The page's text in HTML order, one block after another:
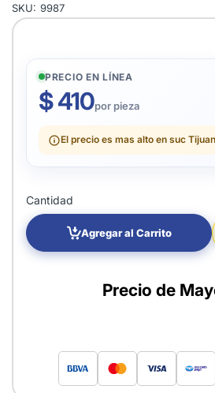
SKU: 9987
PRECIO EN LÍNEA
$ 410por pieza
El precio es mas alto en suc
Cantidad
Agregar al Carrito
Precio de